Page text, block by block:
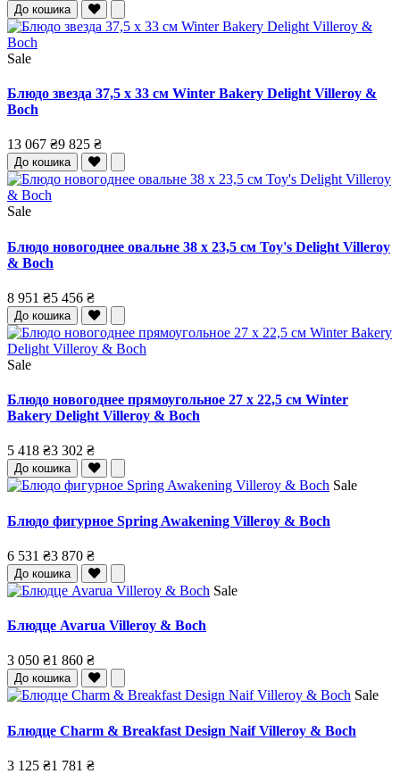
До кошика
Sale
Блюдо звезда 37,5 x 33 см Winter Bakery Delight Villeroy &
Boch
13 067 ₴9 825 ₴
До кошика
Sale
Блюдо новогоднее овальне 38 x 23,5 см Toy's Delight Villeroy
& Boch
8 951 ₴5 456 ₴
До кошика
Sale
Блюдо новогоднее прямоугольное 27 x 22,5 см Winter
Bakery Delight Villeroy & Boch
5 418 ₴3 302 ₴
До кошика
Sale
Блюдо фигурное Spring Awakening Villeroy & Boch
6 531 ₴3 870 ₴
До кошика
Sale
Блюдце Avarua Villeroy & Boch
3 050 ₴1 860 ₴
До кошика
Sale
Блюдце Charm & Breakfast Design Naif Villeroy & Boch
3 125 ₴1 781 ₴